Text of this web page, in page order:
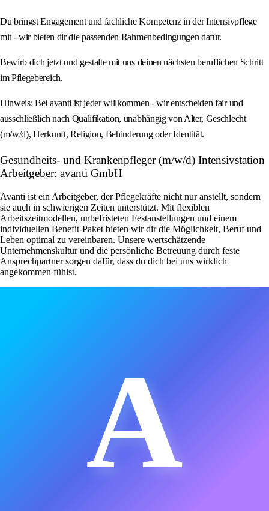
Du bringst Engagement und fachliche Kompetenz in der Intensivpflege
mit - wir bieten dir die passenden Rahmenbedingungen dafür.
Bewirb dich jetzt und gestalte mit uns deinen nächsten beruflichen Schritt
im Pflegebereich.
Hinweis: Bei avanti ist jeder willkommen - wir entscheiden fair und
ausschließlich nach Qualifikation, unabhängig von Alter, Geschlecht
(m/w/d), Herkunft, Religion, Behinderung oder Identität.
Gesundheits- und Krankenpfleger (m/w/d) Intensivstation
Arbeitgeber: avanti GmbH
Avanti ist ein Arbeitgeber, der Pflegekräfte nicht nur anstellt, sondern
sie auch in schwierigen Zeiten unterstützt. Mit flexiblen
Arbeitszeitmodellen, unbefristeten Festanstellungen und einem
individuellen Benefit-Paket bieten wir dir die Möglichkeit, Beruf und
Leben optimal zu vereinbaren. Unsere wertschätzende
Unternehmenskultur und die persönliche Betreuung durch feste
Ansprechpartner sorgen dafür, dass du dich bei uns wirklich
angekommen fühlst.
A